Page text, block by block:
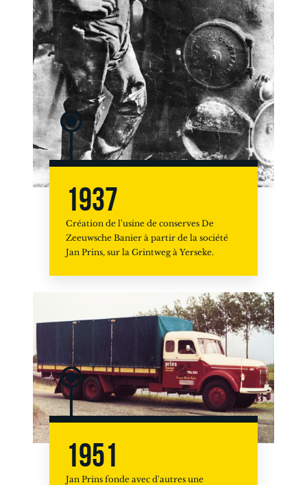
1937
Création de l'usine de conserves De
Zeeuwsche Banier à partir de la société
Jan Prins, sur la Grintweg à Yerseke.
1951
Jan Prins fonde avec d'autres une